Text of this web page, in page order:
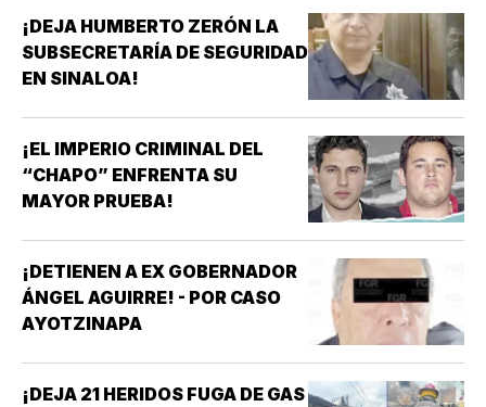
¡DEJA HUMBERTO ZERÓN LA
SUBSECRETARÍA DE SEGURIDAD
EN SINALOA!
¡EL IMPERIO CRIMINAL DEL
“CHAPO” ENFRENTA SU
MAYOR PRUEBA!
¡DETIENEN A EX GOBERNADOR
ÁNGEL AGUIRRE! - POR CASO
AYOTZINAPA
¡DEJA 21 HERIDOS FUGA DE GAS